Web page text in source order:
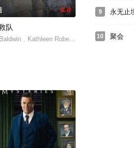
尔斯（保罗·路德饰演）在生活中苦苦挣扎。
父亲的假期。
Bay is a compelling and beauti
6.0
队
Robertson﹑Amalia
9 永无止
10 聚会